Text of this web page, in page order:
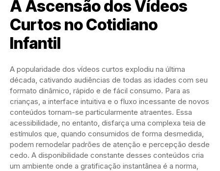
A Ascensão dos Vídeos
Curtos no Cotidiano
Infantil
A popularidade dos vídeos curtos explodiu na última
década, cativando audiências de todas as idades com seu
formato dinâmico, rápido e de fácil consumo. Para as
crianças, a interface intuitiva e o fluxo incessante de novos
conteúdos tornam-se particularmente atraentes. Essa
acessibilidade, no entanto, disfarça uma complexa teia de
estímulos que, quando consumidos de forma desmedida,
podem remodelar padrões de atenção e percepção desde
cedo. A disponibilidade constante desses conteúdos cria
um ambiente onde a gratificação instantânea é a norma,